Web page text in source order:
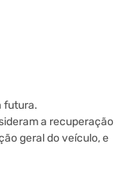
futura.
a recuperação
geral do veículo, e